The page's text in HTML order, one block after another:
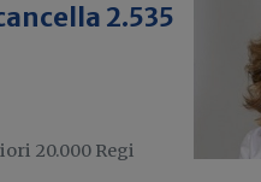
2.535
20.000 Regi